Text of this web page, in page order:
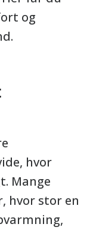
og
hvor
Mange
hvor stor en